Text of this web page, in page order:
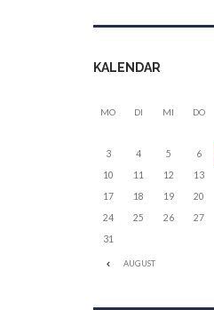
KALENDAR
AUGUST
MO DI MI DO
3
4 5 6
10
11 12 13
17
18 19 20
24
25 26 27
31